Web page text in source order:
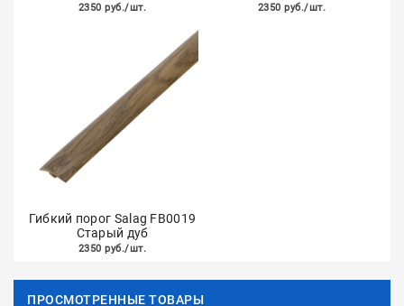
2350 руб./шт. 2350 руб./шт.
Гибкий порог Salag FB0019
Старый дуб
2350 руб./шт.
ПРОСМОТРЕННЫЕ ТОВАРЫ